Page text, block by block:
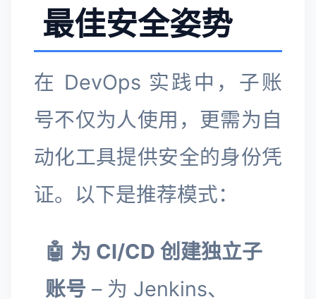
最佳安全姿势
在 DevOps 实践中，子账
号不仅为人使用，更需为自
动化工具提供安全的身份凭
证。以下是推荐模式：
🤖 为 CI/CD 创建独立子
账号 – 为 Jenkins、